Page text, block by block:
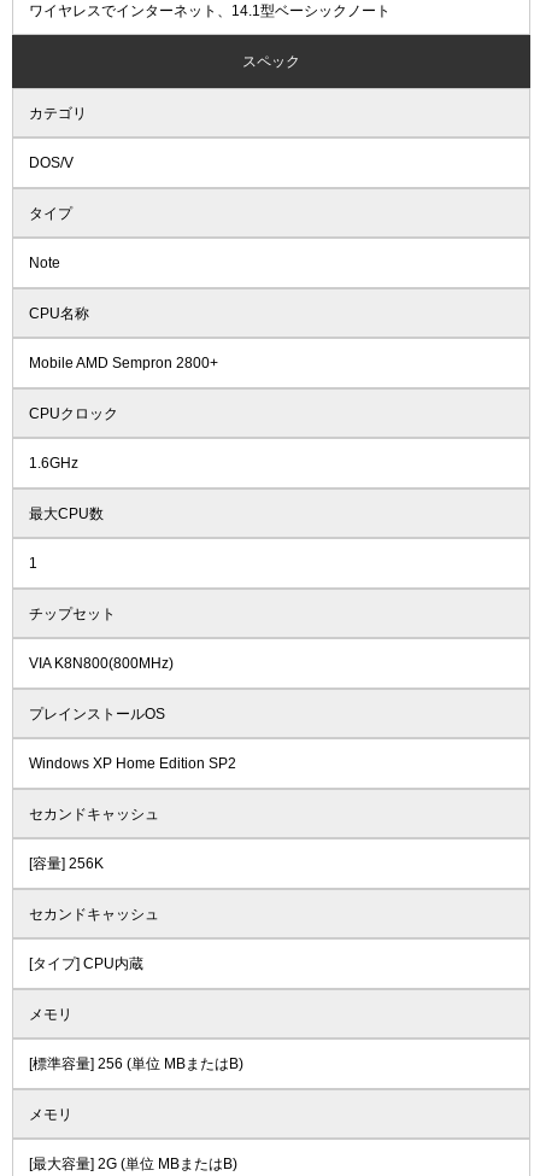
ワイヤレスでインターネット、14.1型ベーシックノート
スペック
カテゴリ
DOS/V
タイプ
Note
CPU名称
Mobile AMD Sempron 2800+
CPUクロック
1.6GHz
最大CPU数
1
チップセット
VIA K8N800(800MHz)
プレインストールOS
Windows XP Home Edition SP2
セカンドキャッシュ
[容量] 256K
セカンドキャッシュ
[タイプ] CPU内蔵
メモリ
[標準容量] 256 (単位 MBまたはB)
メモリ
[最大容量] 2G (単位 MBまたはB)